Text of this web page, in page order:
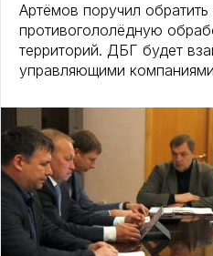
Артёмов поручил
противогололёдную
территорий. ДБГ будет
управляющими